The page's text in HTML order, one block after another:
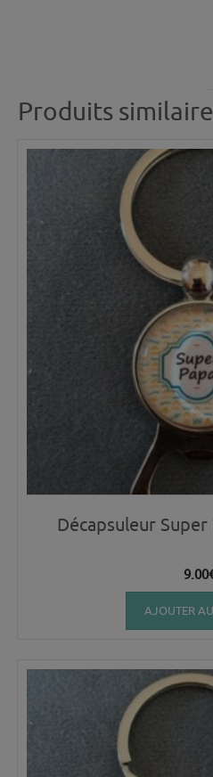
Produits
Décapsuleur
9.00
AJOUTER